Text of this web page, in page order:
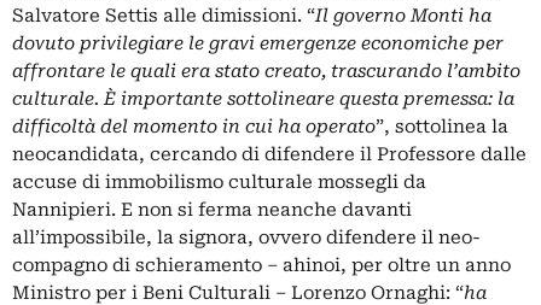
Salvatore Settis alle dimissioni. “Il governo Monti ha
dovuto privilegiare le gravi emergenze economiche per
affrontare le quali era stato creato, trascurando l’ambito
culturale. È importante sottolineare questa premessa: la
difficoltà del momento in cui ha operato”, sottolinea la
neocandidata, cercando di difendere il Professore dalle
accuse di immobilismo culturale mossegli da
Nannipieri. E non si ferma neanche davanti
all’impossibile, la signora, ovvero difendere il neo-
compagno di schieramento – ahinoi, per oltre un anno
Ministro per i Beni Culturali – Lorenzo Ornaghi: “ha